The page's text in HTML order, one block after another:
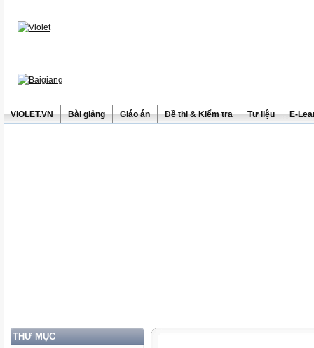
ViOLET.VN Bài giảng Giáo án Đề thi & Kiểm tra Tư liệu E-
THƯ MỤC